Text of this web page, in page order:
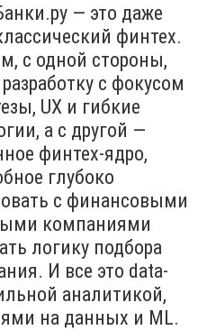
— это даже
финтех.
с одной стороны,
с фокусом
UX и гибкие
а с другой —
финтех-ядро,
глубоко
с финансовыми
компаниями
логику подбора
И все это data-
аналитикой,
на данных и ML.